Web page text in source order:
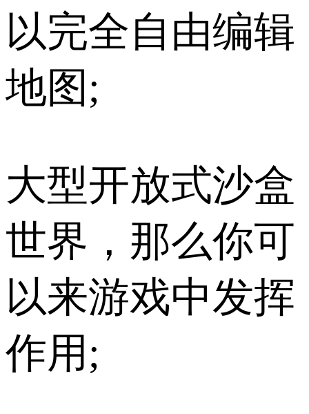
以完全自由编辑
地图;
大型开放式沙盒
世界，那么你可
以来游戏中发挥
作用;